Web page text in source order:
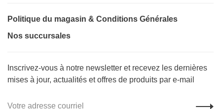
Politique du magasin & Conditions Générales
Nos succursales
Inscrivez-vous à notre newsletter et recevez les dernières
mises à jour, actualités et offres de produits par e-mail